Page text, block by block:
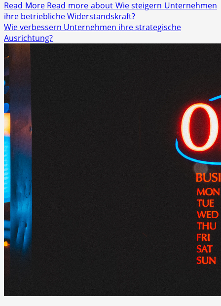
Read More Read more about Wie steigern Unternehmen
ihre betriebliche Widerstandskraft?
Wie verbessern Unternehmen ihre strategische
Ausrichtung?